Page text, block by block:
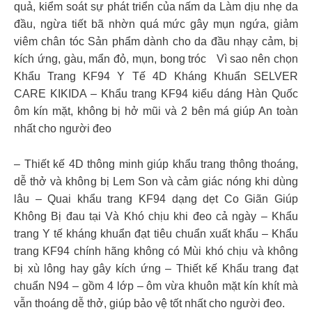
quả, kiểm soát sự phát triển của nấm da Làm dịu nhẹ da
đầu, ngừa tiết bã nhờn quá mức gây mụn ngứa, giảm
viêm chân tóc Sản phẩm dành cho da đầu nhạy cảm, bị
kích ứng, gàu, mẩn đỏ, mụn, bong tróc Vì sao nên chọn
Khẩu Trang KF94 Y Tế 4D Kháng Khuẩn SELVER
CARE KIKIDA – Khẩu trang KF94 kiểu dáng Hàn Quốc
ôm kín mặt, không bị hở mũi và 2 bên má giúp An toàn
nhất cho người đeo
– Thiết kế 4D thông minh giúp khẩu trang thông thoáng,
dễ thở và không bị Lem Son và cảm giác nóng khi dùng
lâu – Quai khẩu trang KF94 dạng dẹt Co Giãn Giúp
Không Bị đau tại Và Khó chịu khi đeo cả ngày – Khẩu
trang Y tế kháng khuẩn đạt tiêu chuẩn xuất khẩu – Khẩu
trang KF94 chính hãng không có Mùi khó chịu và không
bị xù lông hay gây kích ứng – Thiết kế Khẩu trang đạt
chuẩn N94 – gồm 4 lớp – ôm vừa khuôn mặt kín khít mà
vẫn thoáng dễ thở, giúp bảo vệ tốt nhất cho người đeo.